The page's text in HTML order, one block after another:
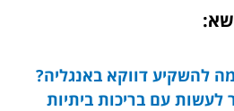
להשקיע דווקא באנגליה?